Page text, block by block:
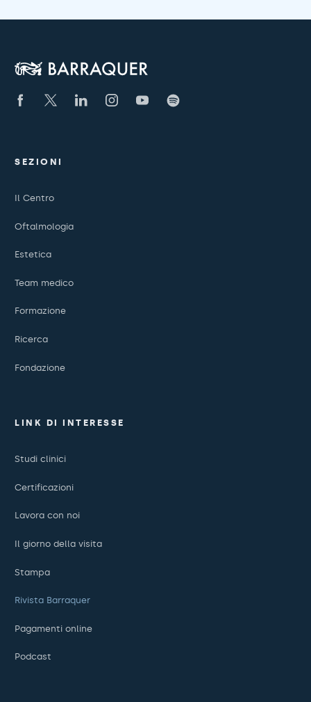
SEZIONI
Il Centro
Oftalmologia
Estetica
Team medico
Formazione
Ricerca
Fondazione
LINK DI INTERESSE
Studi clinici
Certificazioni
Lavora con noi
Il giorno della visita
Stampa
Rivista Barraquer
Pagamenti online
Podcast